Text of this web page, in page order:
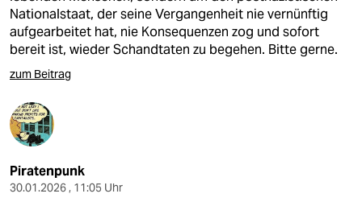
Nationalstaat, der seine Vergangenheit nie vernünftig
aufgearbeitet hat, nie Konsequenzen zog und sofort
bereit ist, wieder Schandtaten zu begehen. Bitte gerne.
zum Beitrag
Piratenpunk
30.01.2026 , 11:05 Uhr